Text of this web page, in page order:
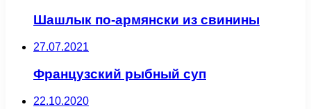
Шашлык по-армянски из свинины
27.07.2021
Французский рыбный суп
22.10.2020